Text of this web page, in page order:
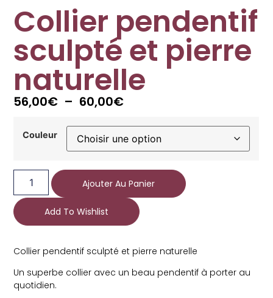
Collier pendentif
sculpté et pierre
naturelle
56,00€ – 60,00€
Couleur
Ajouter Au Panier
Add To Wishlist
Collier pendentif sculpté et pierre naturelle
Un superbe collier avec un beau pendentif à porter au
quotidien.